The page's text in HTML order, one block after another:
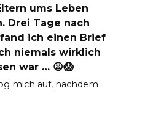
ums Leben
Drei Tage nach
ich einen Brief
niemals wirklich
war … 😦😱
mich auf, nachdem